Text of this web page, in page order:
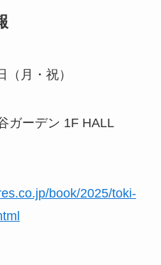
月・祝）
ガーデン 1F HALL
book/2025/toki-